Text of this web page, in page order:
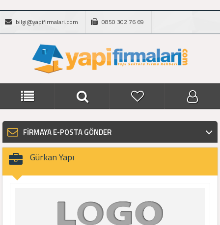
bilgi@yapifirmalari.com 0850 302 76 69
FİRMAYA E-POSTA GÖNDER
Gürkan Yapı